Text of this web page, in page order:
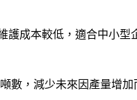
成本較低，適合中小
數，減少未來因產量增加